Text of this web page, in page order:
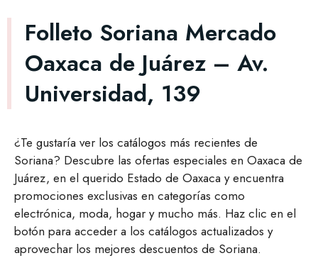
Folleto Soriana Mercado
Oaxaca de Juárez – Av.
Universidad, 139
¿Te gustaría ver los catálogos más recientes de
Soriana? Descubre las ofertas especiales en Oaxaca de
Juárez, en el querido Estado de Oaxaca y encuentra
promociones exclusivas en categorías como
electrónica, moda, hogar y mucho más. Haz clic en el
botón para acceder a los catálogos actualizados y
aprovechar los mejores descuentos de Soriana.